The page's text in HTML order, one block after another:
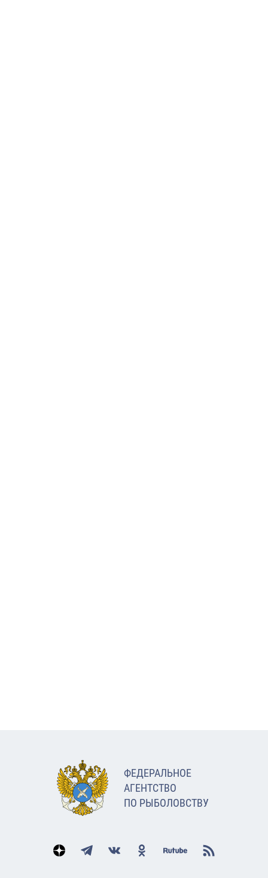
ФЕДЕРАЛЬНОЕ
АГЕНТСТВО
ПО РЫБОЛОВСТВУ